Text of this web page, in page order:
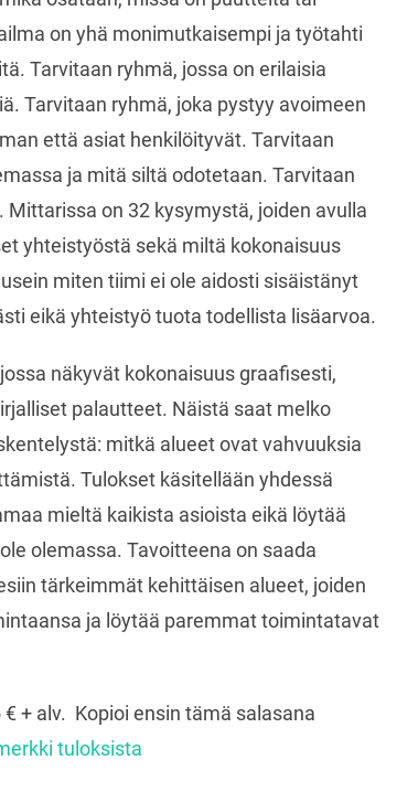
on yhä monimutkaisempi ja työtahti
Tarvitaan ryhmä, jossa on erilaisia
Tarvitaan ryhmä, joka pystyy avoimeen
että asiat henkilöityvät. Tarvitaan
ja mitä siltä odotetaan. Tarvitaan
on 32 kysymystä, joiden avulla
yhteistyöstä sekä miltä kokonaisuus
miten tiimi ei ole aidosti sisäistänyt
eikä yhteistyö tuota todellista lisäarvoa.
näkyvät kokonaisuus graafisesti,
palautteet. Näistä saat melko
mitkä alueet ovat vahvuuksia
Tulokset käsitellään yhdessä
mieltä kaikista asioista eikä löytää
olemassa. Tavoitteena on saada
tärkeimmät kehittäisen alueet, joiden
ja löytää paremmat toimintatavat
+ alv. Kopioi ensin tämä salasana
tuloksista